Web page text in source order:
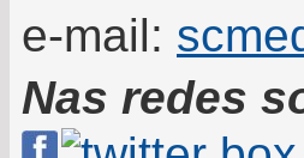
e-mail:
Nas redes